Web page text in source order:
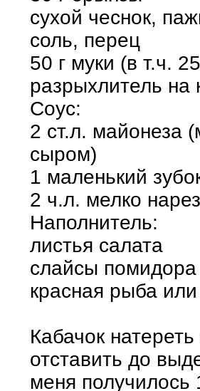
сухой чеснок,
соль, перец
50 г муки (в т.ч.
разрыхлитель на
Соус:
2 ст.л. майонеза
сыром)
1 маленький
2 ч.л. мелко
Наполнитель:
листья салата
слайсы помидора
красная рыба
Кабачок
отставить до
меня получилось